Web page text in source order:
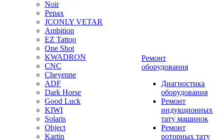
Noir
Pepax
JCONLY VETAR
Ambition
EZ Tattoo
One Shot
KWADRON
CNC
Cheyenne
ADF
Dark Horse
Good Luck
KIWI
Solaris
Object
Kartin
Ремонт
оборудования
Диагностика
оборудования
Ремонт
индукционных
тату машинок
Ремонт
роторных тату